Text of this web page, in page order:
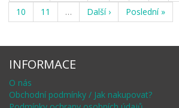
10
11 … Další › Poslední »
INFORMACE
O nás
Obchodní podmínky / Jak nakupovat?